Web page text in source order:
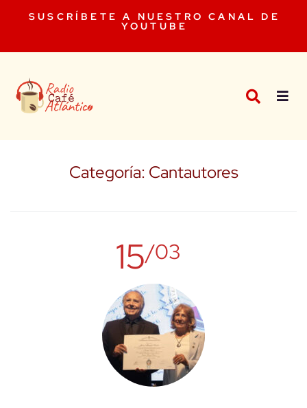
SUSCRÍBETE A NUESTRO CANAL DE
YOUTUBE
Categoría: Cantautores
15/03